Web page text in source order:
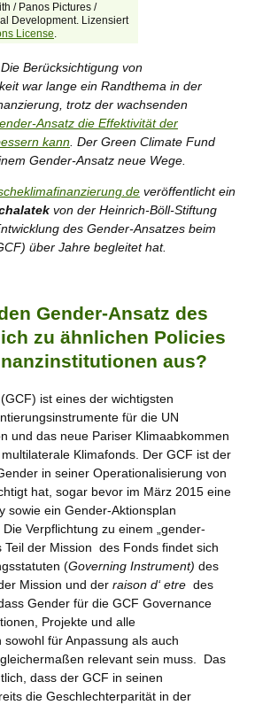
/ Panos Pictures /
Development. Lizensiert
License.
Die Berücksichtigung von
war lange ein Randthema in der
trotz der wachsenden
Ansatz die Effektivität der
kann . Der Green Climate Fund
Gender-Ansatz neue Wege.
veröffentlicht ein
von der Heinrich-Böll-Stiftung
des Gender-Ansatzes beim
über Jahre begleitet hat.
Gender-Ansatz des
zu ähnlichen Policies
aus?
ist eines der wichtigsten
für die UN
und das neue Pariser Klimaabkommen
Klimafonds. Der GCF ist der
in seiner Operationalisierung von
hat, sogar bevor im März 2015 eine
sowie ein Gender-Aktionsplan
Verpflichtung zu einem „gender-
Teil der Mission des Fonds findet sich
(Governing Instrument) des
Mission und der raison d‘ etre des
Gender für die GCF Governance
Projekte und alle
für Anpassung als auch
relevant sein muss. Das
dass der GCF in seinen
die Geschlechterparität in der